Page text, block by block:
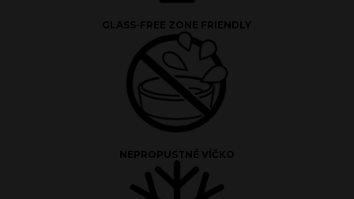
GLASS-FREE ZONE FRIENDLY
NEPROPUSTNÉ VÍČKO